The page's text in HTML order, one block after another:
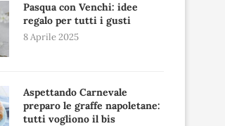
Pasqua con Venchi: idee
regalo per tutti i gusti
8 Aprile 2025
Aspettando Carnevale
preparo le graffe napoletane:
tutti vogliono il bis